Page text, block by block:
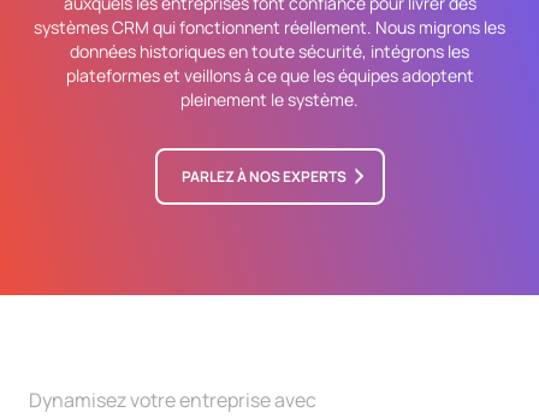
systèmes CRM qui fonctionnent réellement. Nous migrons les
données historiques en toute sécurité, intégrons les
plateformes et veillons à ce que les équipes adoptent
pleinement le système.
PARLEZ À NOS EXPERTS
Dynamisez votre entreprise avec